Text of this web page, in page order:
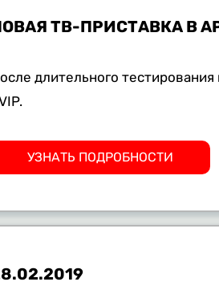
ТВ-ПРИСТАВКА В
длительного
УЗНАТЬ ПОДРОБНОСТИ